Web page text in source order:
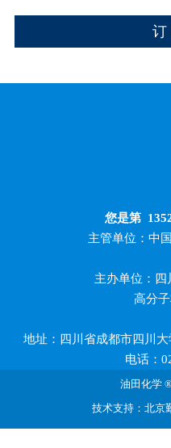
您是第
主管单位：中
主办单位：四
高分子材
实
地址：四川省成都市四川
电话：
油田化学
技术支持：北京